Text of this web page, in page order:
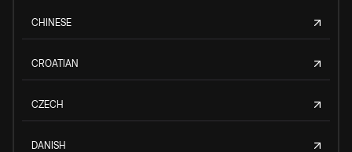
CHINESE
CROATIAN
CZECH
DANISH